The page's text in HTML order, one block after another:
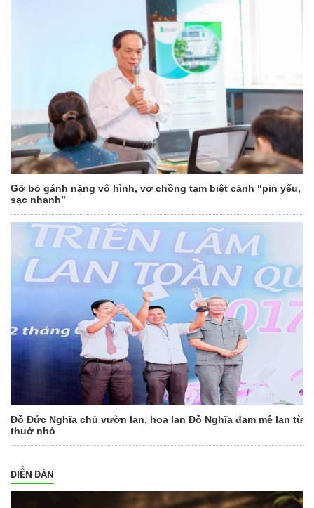
Gỡ bỏ gánh nặng vô hình, vợ chồng tạm biệt cảnh “pin yếu,
sạc nhanh”
Đỗ Đức Nghĩa chủ vườn lan, hoa lan Đỗ Nghĩa đam mê lan từ
thuở nhỏ
DIỄN ĐÀN